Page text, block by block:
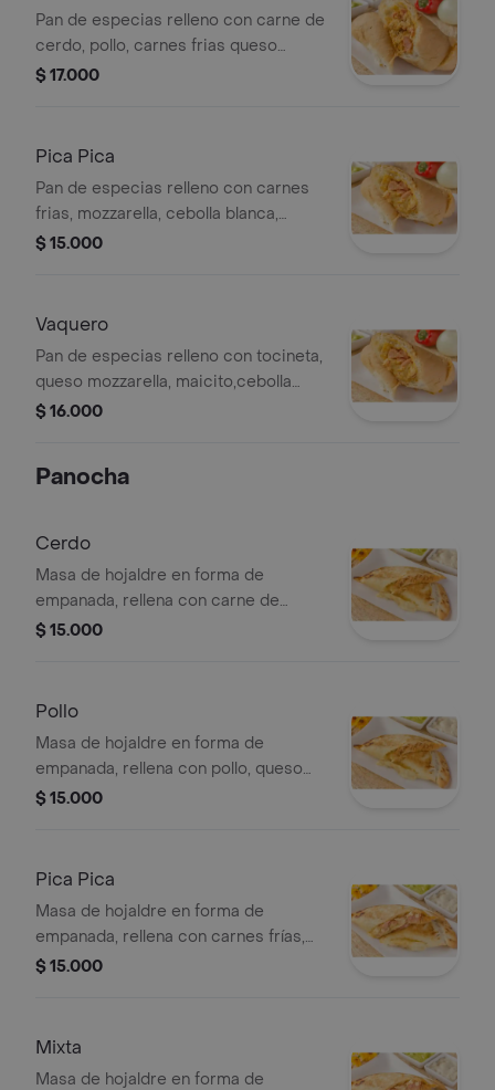
Pan de especias relleno con carne de
cerdo, pollo, carnes frias queso
mozzarella, cebolla blanca, pimentón.
$ 17.000
Pica Pica
Pan de especias relleno con carnes
frias, mozzarella, cebolla blanca,
pimentón. (horneado) tamaño: 15 cms,
$ 15.000
Vaquero
Pan de especias relleno con tocineta,
queso mozzarella, maicito,cebolla
blanca. (horneado)tamaño:15 cms
$ 16.000
Panocha
Cerdo
Masa de hojaldre en forma de
empanada, rellena con carne de
cerdo, queso mozzarella, cebolla
$ 15.000
Pollo
Masa de hojaldre en forma de
empanada, rellena con pollo, queso
mozzarella, cebolla blanca, pimentón.
$ 15.000
Pica Pica
Masa de hojaldre en forma de
empanada, rellena con carnes frías,
queso mozzarella, cebolla blanca,
$ 15.000
Mixta
Masa de hojaldre en forma de